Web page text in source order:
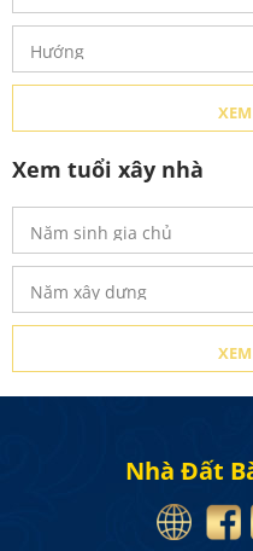
Xem tuổi xây nhà
Nhà Đất